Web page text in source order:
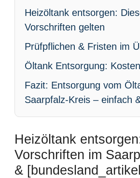
Heizöltank entsorgen:
Vorschriften gelten
Prüfpflichen & Fristen im
Öltank Entsorgung:
Fazit: Entsorgung vom
Saarpfalz-Kreis – einfach
Heizöltank
Vorschriften im
&